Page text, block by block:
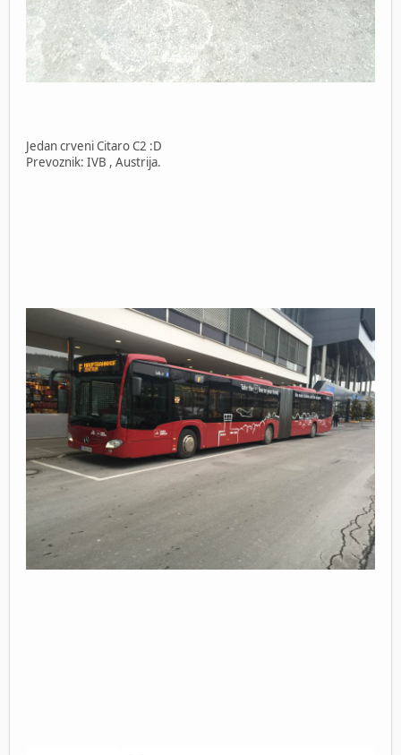
Jedan crveni Citaro C2 :D
Prevoznik: IVB , Austrija.